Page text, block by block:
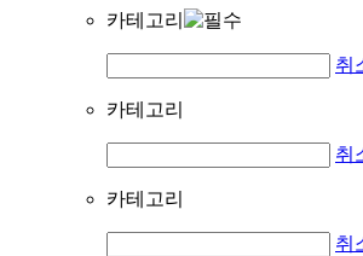
카테고리
취
카테고리
취
카테고리
취